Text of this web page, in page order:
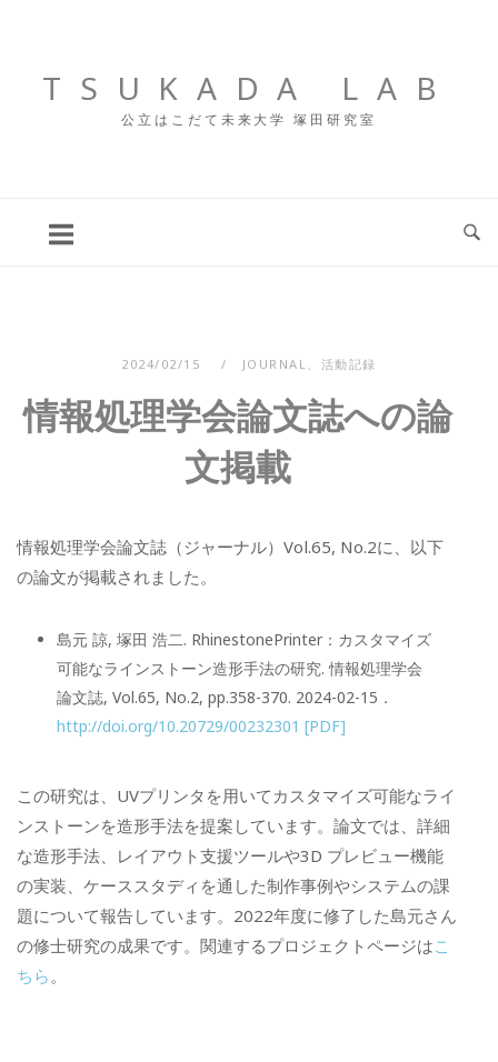
TSUKADA LAB
公立はこだて未来大学 塚田研究室
2024/02/15 JOURNAL、 活動記録
情報処理学会論文誌への論
文掲載
情報処理学会論文誌（ジャーナル）Vol.65, No.2に、以下
の論文が掲載されました。
島元 諒, 塚田 浩二. RhinestonePrinter：カスタマイズ
可能なラインストーン造形手法の研究. 情報処理学会
論文誌, Vol.65, No.2, pp.358-370. 2024-02-15．
http://doi.org/10.20729/00232301 [PDF]
この研究は、UVプリンタを用いてカスタマイズ可能なライ
ンストーンを造形手法を提案しています。論文では、詳細
な造形手法、レイアウト支援ツールや3D プレビュー機能
の実装、ケーススタディを通した制作事例やシステムの課
題について報告しています。2022年度に修了した島元さん
の修士研究の成果です。関連するプロジェクトページはこ
ちら。